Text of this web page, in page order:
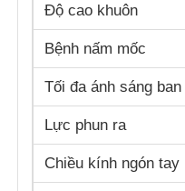
Độ cao khuôn
Bệnh nấm mốc
Tối đa ánh sáng
Lực phun ra
Chiều kính ngón tay